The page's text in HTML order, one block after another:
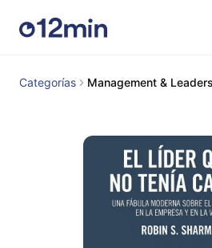
Categorías Management &